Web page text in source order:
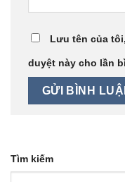
Lưu tên của
duyệt này cho lần
Tìm kiếm